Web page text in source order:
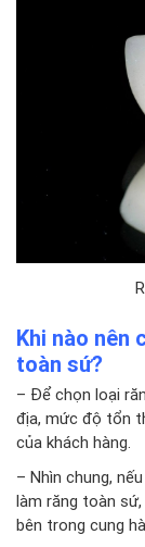
Khi nào nên
toàn sứ?
– Để chọn loại
địa, mức độ tổn
của khách hàng.
– Nhìn chung,
làm răng toàn
bên trong cung